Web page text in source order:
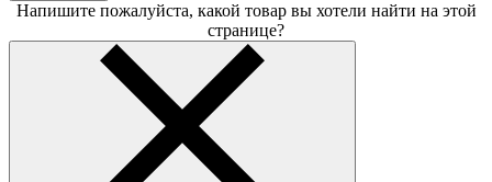
Напишите пожалуйста, какой товар вы хотели найти на этой
странице?